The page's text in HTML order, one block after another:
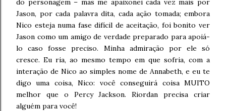
Jason, por cada palavra dita, cada ação tomada; embora
Nico esteja numa fase difícil de aceitação, foi bonito ver
Jason como um amigo de verdade preparado para apoiá-
lo caso fosse preciso. Minha admiração por ele só
cresce. Eu ria, ao mesmo tempo em que sofria, com a
interação de Nico ao simples nome de Annabeth, e eu te
digo uma coisa, Nico: você conseguirá coisa MUITO
melhor que o Percy Jackson. Riordan precisa criar
alguém para você!